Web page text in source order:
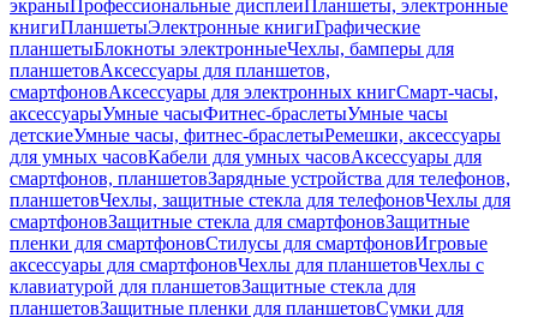
экраныПрофессиональные дисплеиПланшеты, электронные
книгиПланшетыЭлектронные книгиГрафические
планшетыБлокноты электронныеЧехлы, бамперы для
планшетовАксессуары для планшетов,
смартфоновАксессуары для электронных книгСмарт-часы,
аксессуарыУмные часыФитнес-браслетыУмные часы
детскиеУмные часы, фитнес-браслетыРемешки, аксессуары
для умных часовКабели для умных часовАксессуары для
смартфонов, планшетовЗарядные устройства для телефонов,
планшетовЧехлы, защитные стекла для телефоновЧехлы для
смартфоновЗащитные стекла для смартфоновЗащитные
пленки для смартфоновСтилусы для смартфоновИгровые
аксессуары для смартфоновЧехлы для планшетовЧехлы с
клавиатурой для планшетовЗащитные стекла для
планшетовЗащитные пленки для планшетовСумки для